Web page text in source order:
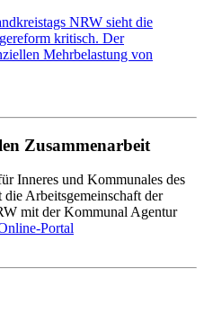
NRW sieht die
kritisch. Der
Mehrbelastung von
Zusammenarbeit
Inneres und Kommunales des
Arbeitsgemeinschaft der
mit der Kommunal Agentur
Portal